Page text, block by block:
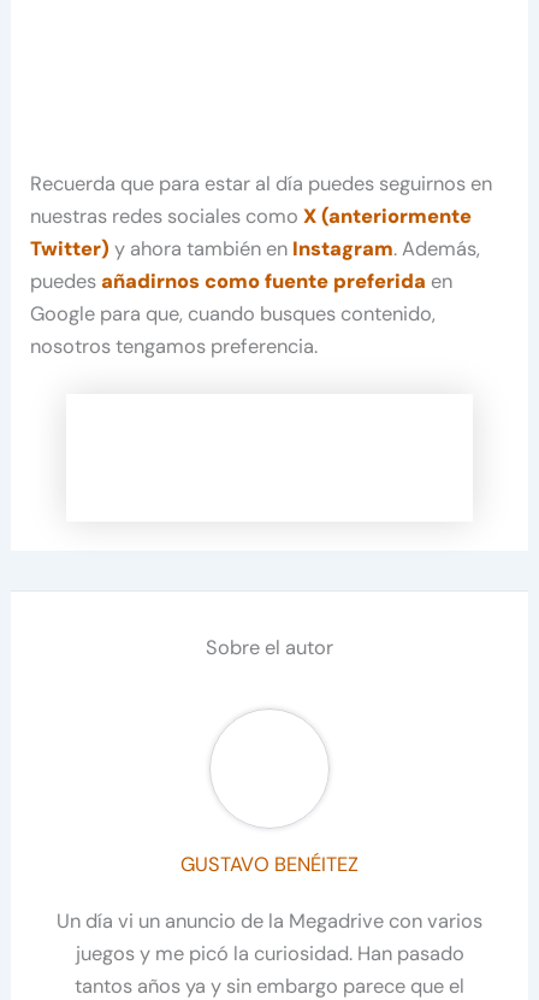
Recuerda que para estar al día puedes seguirnos en
nuestras redes sociales comoX (anteriormente
Twitter) y ahora también en Instagram. Además,
puedesañadirnos como fuente preferida en
Google para que, cuando busques contenido,
nosotros tengamos preferencia.
Sobre el autor
GUSTAVO BENÉITEZ
Un día vi un anuncio de la Megadrive con varios
juegos y me picó la curiosidad. Han pasado
tantos años ya y sin embargo parece que el